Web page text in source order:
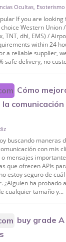
Ocultas, Esoterismo
If you are
Western Union
TNT, dhl, EMS) /
within 24
a reliable supplier,
safe delivery, no
Cómo
comunicación
buscando maneras
con mis
mensajes
que ofrecen APIs
estoy seguro de
¿Alguien ha probado
cualquier tamaño y...
buy grade